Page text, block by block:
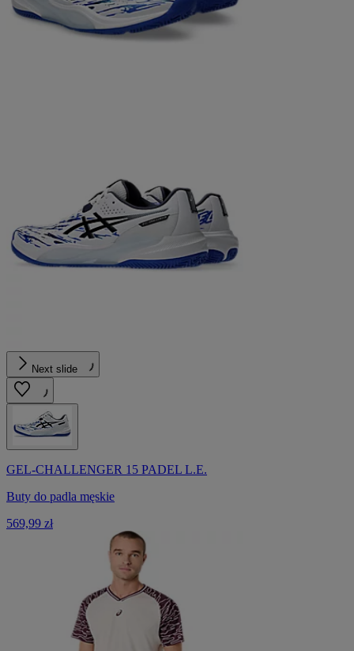
Next slide
GEL-CHALLENGER 15 PADEL L.E.
Buty do padla męskie
569,99 zł